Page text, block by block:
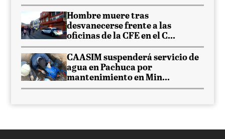
Hombre muere tras
desvanecerse frente a las
oficinas de la CFE en el C...
CAASIM suspenderá servicio de
agua en Pachuca por
mantenimiento en Min...